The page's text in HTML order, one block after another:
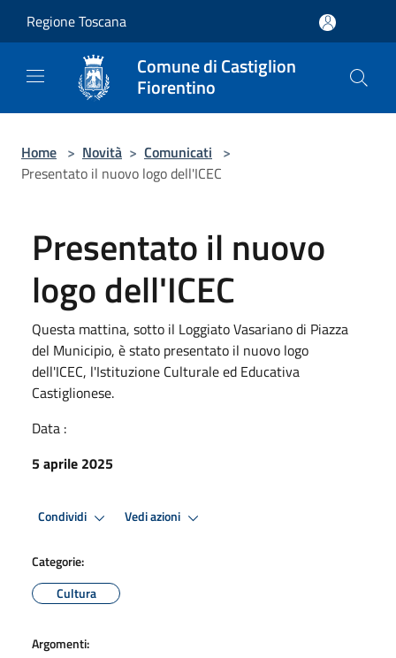
Regione Toscana
Comune di Castiglion
Fiorentino
Home > Novità > Comunicati >
Presentato il nuovo logo dell'ICEC
Presentato il nuovo
logo dell'ICEC
Questa mattina, sotto il Loggiato Vasariano di Piazza
del Municipio, è stato presentato il nuovo logo
dell'ICEC, l'Istituzione Culturale ed Educativa
Castiglionese.
Data :
5 aprile 2025
Condividi Vedi azioni
Categorie:
Cultura
Argomenti: